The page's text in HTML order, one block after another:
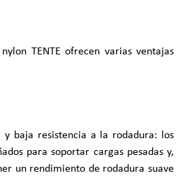
TENTE ofrecen varias ventajas
y baja resistencia a la rodadura: los
para soportar cargas pesadas y,
un rendimiento de rodadura suave